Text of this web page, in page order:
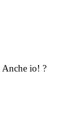
Anche io! ?